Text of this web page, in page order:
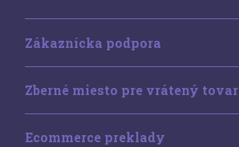
Zákaznícka podpora
Zberné miesto pre vrátený tovar
Ecommerce preklady